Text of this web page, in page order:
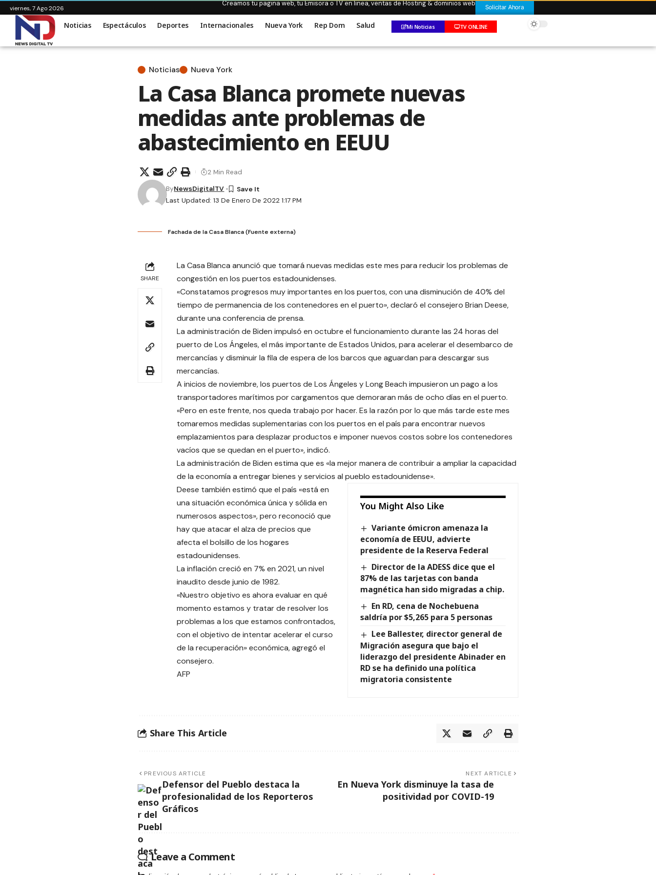
viernes, 7 Ago 2026
Creamos tu pagina web, tu Emisora o TV en linea, ventas de Hosting & dominios web Solicitar Ahora
Noticias Espectáculos Deportes Internacionales Nueva York Rep Dom Salud Mi Noticias TV ONLINE
Noticias Nueva York
La Casa Blanca promete nuevas
medidas ante problemas de
abastecimiento en EEUU
Last Updated: 13 De Enero De 2022 1:17 PM
ByNewsDigitalTV
2 Min Read
Fachada de la Casa Blanca (Fuente externa)
SHARE
La Casa Blanca anunció que tomará nuevas medidas este mes para reducir los problemas de
congestión en los puertos estadounidenses.
«Constatamos progresos muy importantes en los puertos, con una disminución de 40% del
tiempo de permanencia de los contenedores en el puerto», declaró el consejero Brian Deese,
durante una conferencia de prensa.
La administración de Biden impulsó en octubre el funcionamiento durante las 24 horas del
puerto de Los Ángeles, el más importante de Estados Unidos, para acelerar el desembarco de
mercancías y disminuir la fila de espera de los barcos que aguardan para descargar sus
mercancías.
A inicios de noviembre, los puertos de Los Ángeles y Long Beach impusieron un pago a los
transportadores marítimos por cargamentos que demoraran más de ocho días en el puerto.
«Pero en este frente, nos queda trabajo por hacer. Es la razón por lo que más tarde este mes
tomaremos medidas suplementarias con los puertos en el país para encontrar nuevos
emplazamientos para desplazar productos e imponer nuevos costos sobre los contenedores
vacíos que se quedan en el puerto», indicó.
La administración de Biden estima que es «la mejor manera de contribuir a ampliar la capacidad
de la economía a entregar bienes y servicios al pueblo estadounidense».
You Might Also Like
Variante ómicron amenaza la
economía de EEUU, advierte
presidente de la Reserva Federal
Director de la ADESS dice que el
87% de las tarjetas con banda
magnética han sido migradas a chip.
En RD, cena de Nochebuena
saldría por $5,265 para 5 personas
Lee Ballester, director general de
Migración asegura que bajo el
liderazgo del presidente Abinader en
RD se ha definido una política
migratoria consistente
Deese también estimó que el país «está en
una situación económica única y sólida en
numerosos aspectos», pero reconoció que
hay que atacar el alza de precios que
afecta el bolsillo de los hogares
estadounidenses.
La inflación creció en 7% en 2021, un nivel
inaudito desde junio de 1982.
«Nuestro objetivo es ahora evaluar en qué
momento estamos y tratar de resolver los
problemas a los que estamos confrontados,
con el objetivo de intentar acelerar el curso
de la recuperación» económica, agregó el
consejero.
AFP
Share This Article
PREVIOUS ARTICLE
Defensor del Pueblo destaca la
profesionalidad de los Reporteros
Gráficos
NEXT ARTICLE
En Nueva York disminuye la tasa de
positividad por COVID-19
Leave a Comment